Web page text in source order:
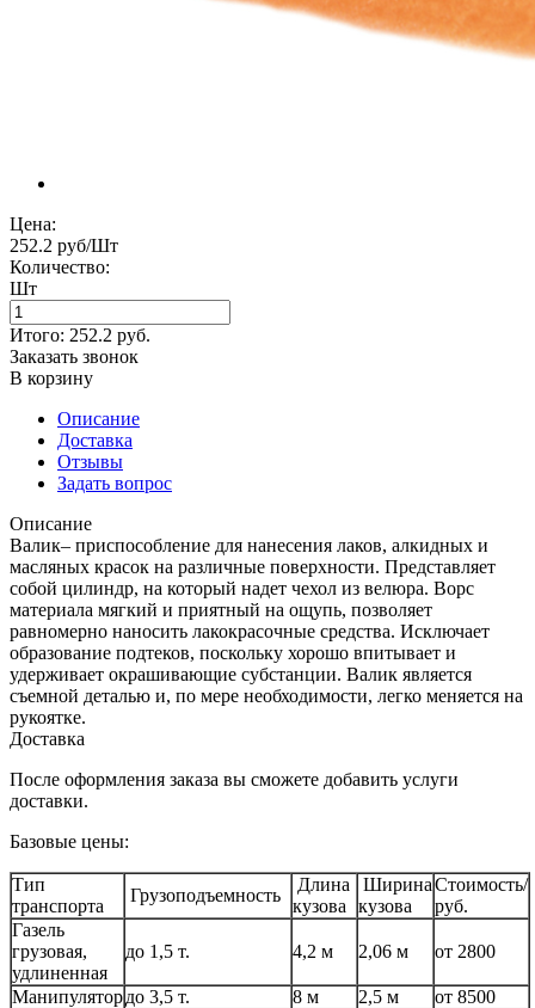
Цена:
252.2 руб/Шт
Количество:
Шт
Итого: 252.2 руб.
Заказать звонок
В корзину
Описание
Доставка
Отзывы
Задать вопрос
Описание
Валик– приспособление для нанесения лаков, алкидных и
масляных красок на различные поверхности. Представляет
собой цилиндр, на который надет чехол из велюра. Ворс
материала мягкий и приятный на ощупь, позволяет
равномерно наносить лакокрасочные средства. Исключает
образование подтеков, поскольку хорошо впитывает и
удерживает окрашивающие субстанции. Валик является
съемной деталью и, по мере необходимости, легко меняется на
рукоятке.
Доставка
После оформления заказа вы сможете добавить услуги
доставки.
Базовые цены:
Тип
транспорта
Грузоподъемность
Длина
кузова
Ширина
кузова
Стоимость/
руб.
Газель
грузовая,
удлиненная
до 1,5 т. 4,2 м 2,06 м от 2800
Манипулятордо 3,5 т. 8 м 2,5 м
от 8500